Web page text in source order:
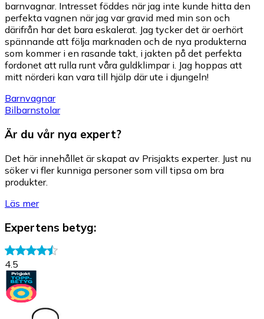
barnvagnar. Intresset föddes när jag inte kunde hitta den
perfekta vagnen när jag var gravid med min son och
därifrån har det bara eskalerat. Jag tycker det är oerhört
spännande att följa marknaden och de nya produkterna
som kommer i en rasande takt, i jakten på det perfekta
fordonet att rulla runt våra guldklimpar i. Jag hoppas att
mitt nörderi kan vara till hjälp där ute i djungeln!
Barnvagnar
Bilbarnstolar
Är du vår nya expert?
Det här innehållet är skapat av Prisjakts experter. Just nu
söker vi fler kunniga personer som vill tipsa om bra
produkter.
Läs mer
Expertens betyg:
4.5